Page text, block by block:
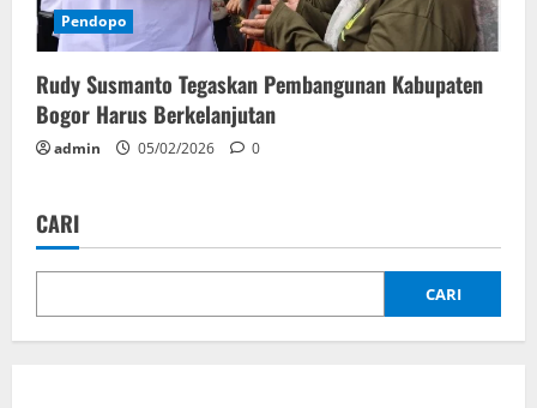
Pendopo
Rudy Susmanto Tegaskan Pembangunan Kabupaten
Bogor Harus Berkelanjutan
admin 05/02/2026 0
CARI
CARI